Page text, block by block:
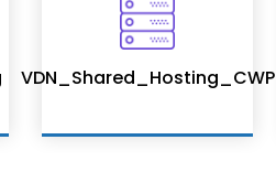
VDN_Shared_Hosting_CWP